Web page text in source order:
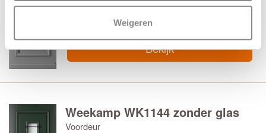
Weigeren
30 werkdagen
Bekijk
Weekamp WK1144 zonder glas
Voordeur